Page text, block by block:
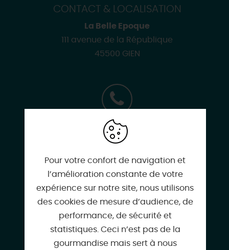
CONTACT & LOCALISATION
La Belle Epoque
111 avenue de la République
45500 GIEN
09 70 35 63 45
Pour votre confort de navigation et
l’amélioration constante de votre
expérience sur notre site, nous utilisons
des cookies de mesure d’audience, de
performance, de sécurité et
statistiques. Ceci n’est pas de la
gourmandise mais sert à nous